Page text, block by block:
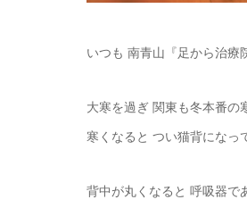
いつも 南青山『足から治療
大寒を過ぎ 関東も冬本番の
寒くなると つい猫背になっ
背中が丸くなると 呼吸器で